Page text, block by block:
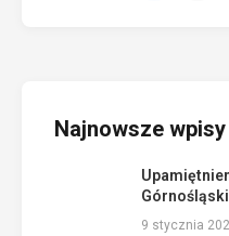
Najnowsze wpisy
9 stycznia